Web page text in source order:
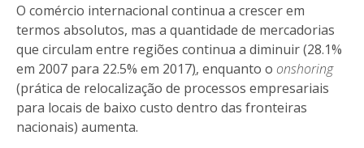
O comércio internacional continua a crescer em
termos absolutos, mas a quantidade de mercadorias
que circulam entre regiões continua a diminuir (28.1%
em 2007 para 22.5% em 2017), enquanto o onshoring
(prática de relocalização de processos empresariais
para locais de baixo custo dentro das fronteiras
nacionais) aumenta.